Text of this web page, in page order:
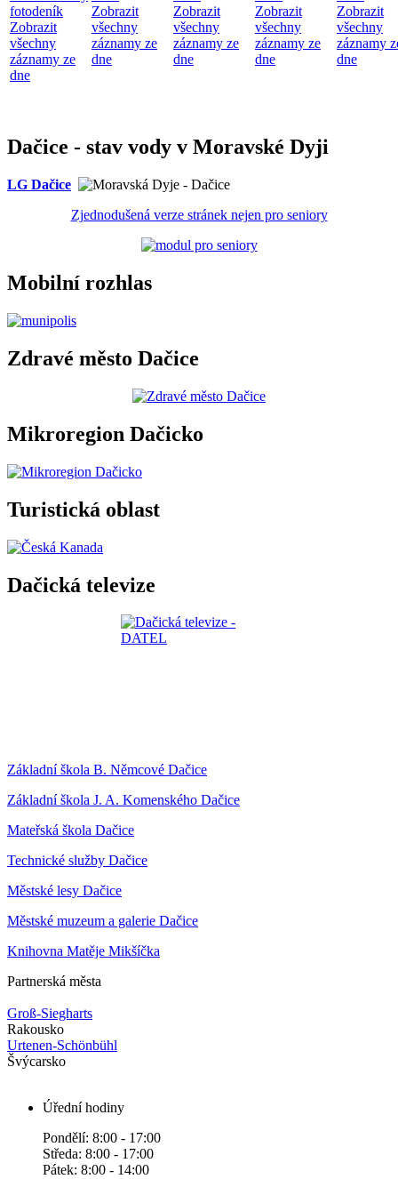
fotodeník
Zobrazit
všechny
záznamy ze
dne
Zobrazit
všechny
záznamy ze
dne
Zobrazit
všechny
záznamy ze
dne
Zobrazit
všechny
záznamy ze
dne
Zobrazit
všechny
záznamy
dne
Dačice - stav vody v Moravské Dyji
LG Dačice
Zjednodušená verze stránek nejen pro seniory
Mobilní rozhlas
Zdravé město Dačice
Mikroregion Dačicko
Turistická oblast
Dačická televize
Základní škola B. Němcové Dačice
Základní škola J. A. Komenského Dačice
Mateřská škola Dačice
Technické služby Dačice
Městské lesy Dačice
Městské muzeum a galerie Dačice
Knihovna Matěje Mikšíčka
Partnerská města
Groß-Siegharts
Rakousko
Urtenen-Schönbühl
Švýcarsko
Úřední hodiny
Pondělí: 8:00 - 17:00
Středa: 8:00 - 17:00
Pátek: 8:00 - 14:00